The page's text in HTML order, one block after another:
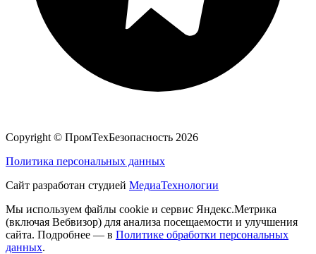
Copyright © ПромТехБезопасность 2026
Политика персональных данных
Сайт разработан студией МедиаТехнологии
Мы используем файлы cookie и сервис Яндекс.Метрика
(включая Вебвизор) для анализа посещаемости и улучшения
сайта. Подробнее — в Политике обработки персональных
данных.